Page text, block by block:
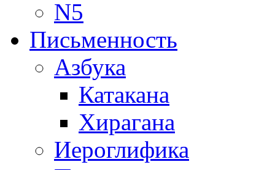
N5
Письменность
Азбука
Катакана
Хирагана
Иероглифика